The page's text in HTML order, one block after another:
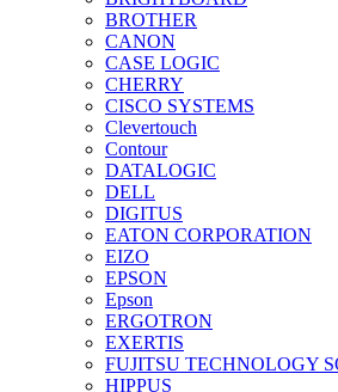
BROTHER
CANON
CASE LOGIC
CHERRY
CISCO SYSTEMS
Clevertouch
Contour
DATALOGIC
DELL
DIGITUS
EATON CORPORATION
EIZO
EPSON
Epson
ERGOTRON
EXERTIS
FUJITSU TECHNOLOGY
HIPPUS